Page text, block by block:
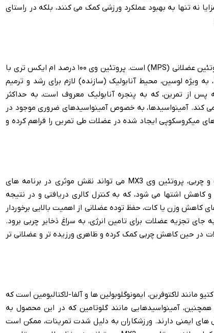
نه تنها به بهبود عملکرد ورزشی کمک می کنند، بلکه در راستای
نقش اصلی پروتئین وی در بدن، پشتیبانی از سنتز پروتئین عضلانی (MPS) است. پروتئین وی ۱۰۰ درصد ام ایکس تری با
ارائه یک پروفایل آمینواسیدی کامل و غنی از BCAA، به ویژه لوسین، محیط آنابولیک (سازنده) لازم برای رشد و ترمیم
از تمرین، که به پنجره آنابولیک معروف است، به حداکثر
کند. آمینواسیدها، به خصوص آمینواسیدهای ضروری موجود در
های میکروسکوپی ایجاد شده در عضلات طی تمرین را فراهم کرده و
به دلیل محتوای بالای پروتئین و پایین کربوهیدرات و چربی، پروتئین وی MX3 می تواند نقش موثری در برنامه های
کاهش اشتها می شود، که به کنترل کالری دریافتی و در نتیجه
وزن یا کات، حفظ توده عضلانی از اهمیت بالایی برخوردار
تجزیه عضلات برای تامین انرژی، به سراغ ذخایر چربی برود.
در حین کاهش چربی کمک کرده و ظاهری ورزیده تر و عضلانی تر
مانند لاکتوفرین، ایمونوگلوبولین ها و آلفا-لاکتالبومین است که
آمینواسیدهایی مانند گلوتامین که در این محصول به
ایمنی دارند. ورزشکاران به دلیل شدت تمرینات، ممکن است